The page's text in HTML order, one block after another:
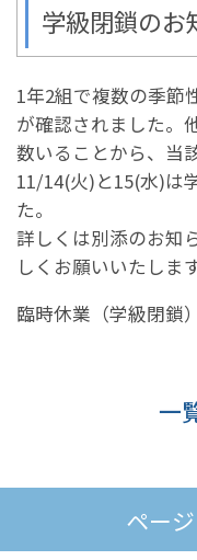
学級閉鎖のお
1年2組で複数の季節
が確認されました。
数いることから、当
11/14(火)と15(水)は
た。
詳しくは別添のお知
しくお願いいたします
臨時休業（学級閉鎖
一
ペー